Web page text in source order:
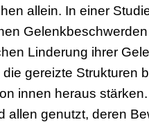
allein. In einer
Linderung ihrer
gereizte Strukturen
innen heraus
allen genutzt, deren